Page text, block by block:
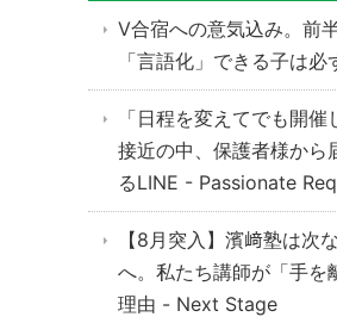
V合宿への意気込み。前
「言語化」できる子は必
「日程を変えてでも開
接近の中、保護者様から
るLINE - Passionate
【8月突入】濱﨑塾は次
へ。私たち講師が「手を
理由 - Next Stage